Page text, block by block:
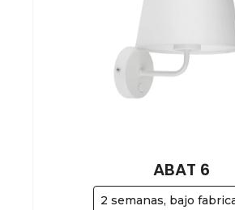
2 semanas, bajo
ABAT 6